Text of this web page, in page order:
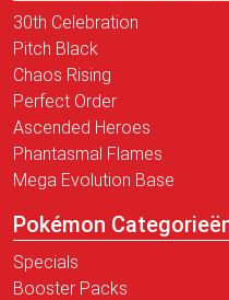
30th Celebration
Pitch Black
Chaos Rising
Perfect Order
Ascended Heroes
Phantasmal Flames
Mega Evolution Base
Pokémon
Specials
Booster Packs